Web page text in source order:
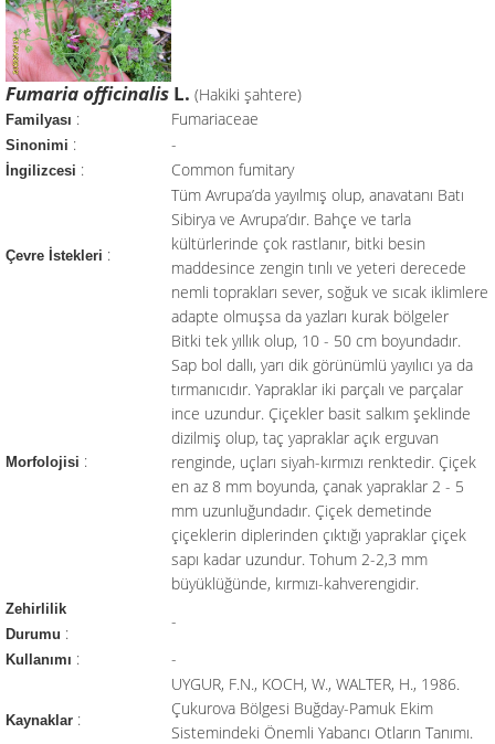
Fumaria officinalis L. (Hakiki şahtere)
Familyası : Fumariaceae
Sinonimi : -
İngilizcesi : Common fumitary
Çevre İstekleri :
Tüm Avrupa’da yayılmış olup, anavatanı Batı
Sibirya ve Avrupa’dır. Bahçe ve tarla
kültürlerinde çok rastlanır, bitki besin
maddesince zengin tınlı ve yeteri derecede
nemli toprakları sever, soğuk ve sıcak iklimlere
adapte olmuşsa da yazları kurak bölgeler
Morfolojisi :
Bitki tek yıllık olup, 10 - 50 cm boyundadır.
Sap bol dallı, yarı dik görünümlü yayılıcı ya da
tırmanıcıdır. Yapraklar iki parçalı ve parçalar
ince uzundur. Çiçekler basit salkım şeklinde
dizilmiş olup, taç yapraklar açık erguvan
renginde, uçları siyah-kırmızı renktedir. Çiçek
en az 8 mm boyunda, çanak yapraklar 2 - 5
mm uzunluğundadır. Çiçek demetinde
çiçeklerin diplerinden çıktığı yapraklar çiçek
sapı kadar uzundur. Tohum 2-2,3 mm
büyüklüğünde, kırmızı-kahverengidir.
Zehirlilik
Durumu :
-
Kullanımı : -
Kaynaklar :
UYGUR, F.N., KOCH, W., WALTER, H., 1986.
Çukurova Bölgesi Buğday-Pamuk Ekim
Sistemindeki Önemli Yabancı Otların Tanımı.